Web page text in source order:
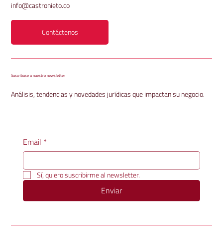
info@castronieto.co
Contáctenos
Suscríbase a nuestro newsletter
Análisis, tendencias y novedades jurídicas que impactan su negocio.
Email *
Sí, quiero suscribirme al newsletter.
Enviar